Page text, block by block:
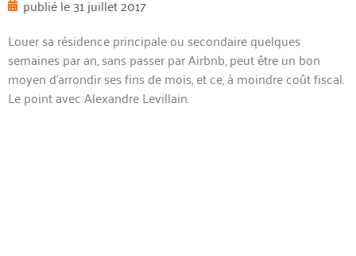
publié le31 juillet 2017
Louer sa résidence principale ou secondaire quelques
semaines par an, sans passer par Airbnb, peut être un bon
moyen d’arrondir ses fins de mois, et ce, à moindre coût fiscal.
Le point avec Alexandre Levillain.